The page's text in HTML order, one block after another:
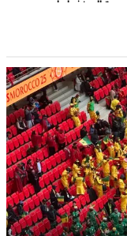
الاستخدامات
إيمان خلاد
لـ”الفوتصال”